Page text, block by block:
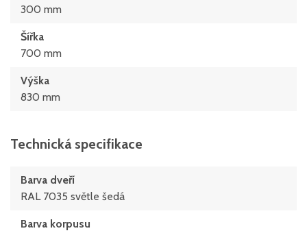
300 mm
Šířka
700 mm
Výška
830 mm
Technická specifikace
Barva dveří
RAL 7035 světle šedá
Barva korpusu